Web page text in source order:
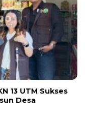
13 UTM Sukses
Desa